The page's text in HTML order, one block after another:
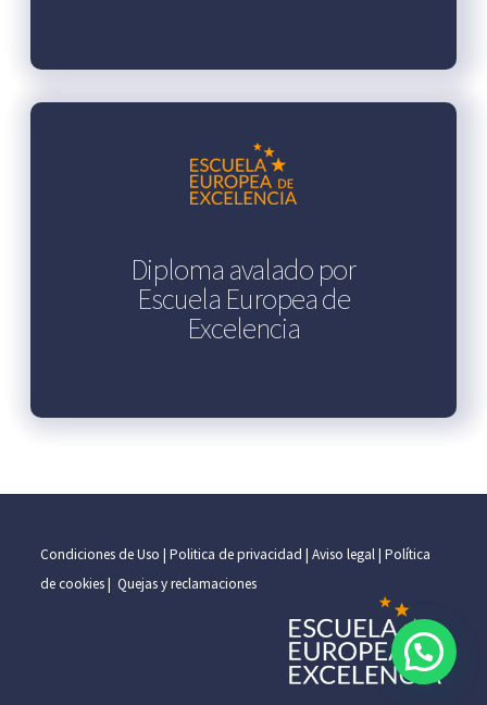
Diploma avalado por
Escuela Europea de
Excelencia
Condiciones de Uso |Politica de privacidad |Aviso legal |Política
de cookies | Quejas y reclamaciones